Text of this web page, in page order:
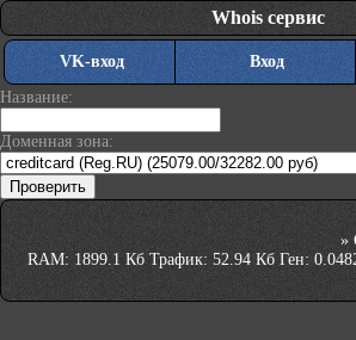
Whois сервис
VK-вход Вход
Название:
Доменная зона:
»
RAM: 1899.1 Кб Трафик: 52.94 Кб Ген: